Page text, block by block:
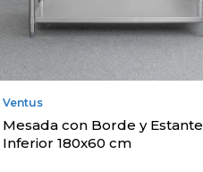
Ventus
Mesada con Borde y Estante
Inferior 180x60 cm